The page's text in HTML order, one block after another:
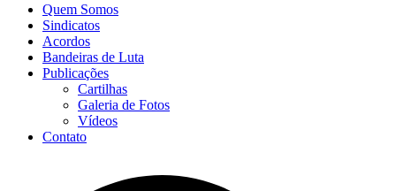
Quem Somos
Sindicatos
Acordos
Bandeiras de Luta
Publicações
Cartilhas
Galeria de Fotos
Vídeos
Contato